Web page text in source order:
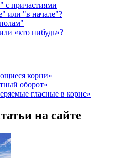
с причастиями
или "в начале"?
«кто нибудь»?
корни»
оборот»
гласные в корне»
на сайте